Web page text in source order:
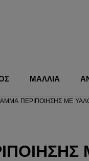
ΜΑΛΛΙΑ
ΠΕΡΙΠΟΊΗΣΗΣ ΜΕ